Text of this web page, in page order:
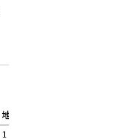
地域順位
1